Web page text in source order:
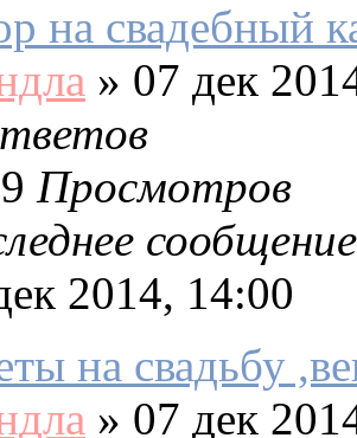
на свадебный
» 07 дек
Просмотров
сообщение
2014, 14:00
на свадьбу
» 07 дек